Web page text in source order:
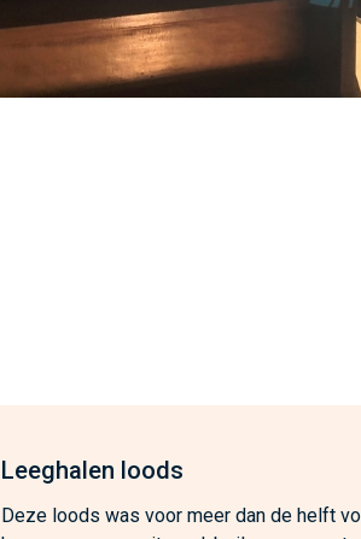
Leeghalen loods
Deze loods was voor meer dan de helft